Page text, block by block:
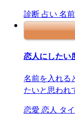
診断 占い 名前
恋人にしたい
名前を入れる
たいと思われ
恋愛 恋人 タ